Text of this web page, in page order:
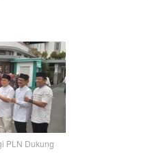
PLN Dukung